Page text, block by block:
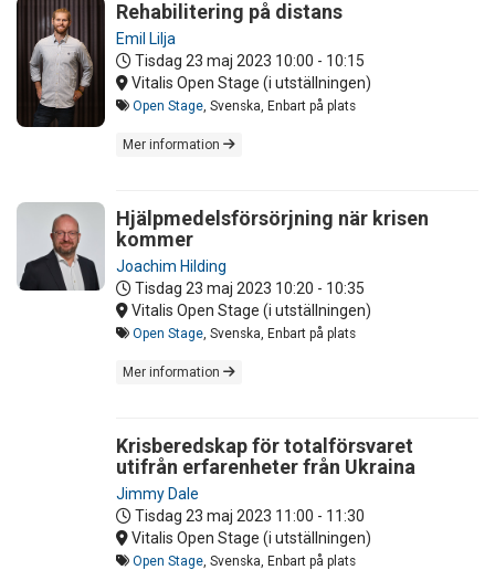
Rehabilitering på distans
Emil Lilja
Tisdag 23 maj 2023 10:00 - 10:15
Vitalis Open Stage (i utställningen)
Open Stage , Svenska, Enbart på plats
Mer information
Hjälpmedelsförsörjning när krisen
kommer
Joachim Hilding
Tisdag 23 maj 2023 10:20 - 10:35
Vitalis Open Stage (i utställningen)
Open Stage , Svenska, Enbart på plats
Mer information
Krisberedskap för totalförsvaret
utifrån erfarenheter från Ukraina
Jimmy Dale
Tisdag 23 maj 2023 11:00 - 11:30
Vitalis Open Stage (i utställningen)
Open Stage , Svenska, Enbart på plats